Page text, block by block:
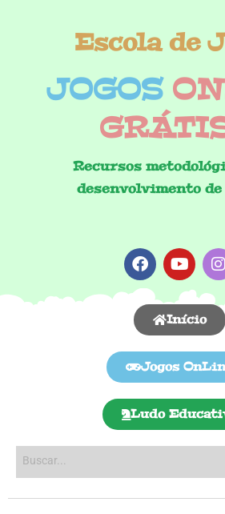
Escola de
JOGOS
Recursos
desenvolvimento de
Início
Jogos
Ludo